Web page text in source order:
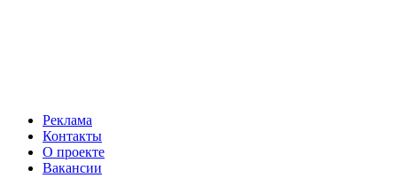
Реклама
Контакты
О проекте
Вакансии